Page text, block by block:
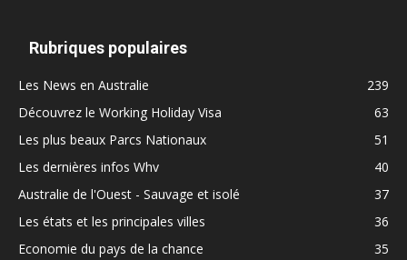
Rubriques populaires
Les News en Australie
239
Découvrez le Working Holiday Visa
63
Les plus beaux Parcs Nationaux
51
Les dernières infos Whv
40
Australie de l'Ouest - Sauvage et isolé
37
Les états et les principales villes
36
Economie du pays de la chance
35